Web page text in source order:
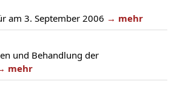
am 3. September 2006 → mehr
und Behandlung der
mehr